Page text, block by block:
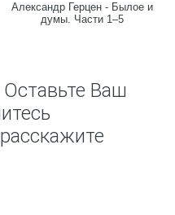
Александр Герцен - Былое и
думы. Части 1–5
Ваш